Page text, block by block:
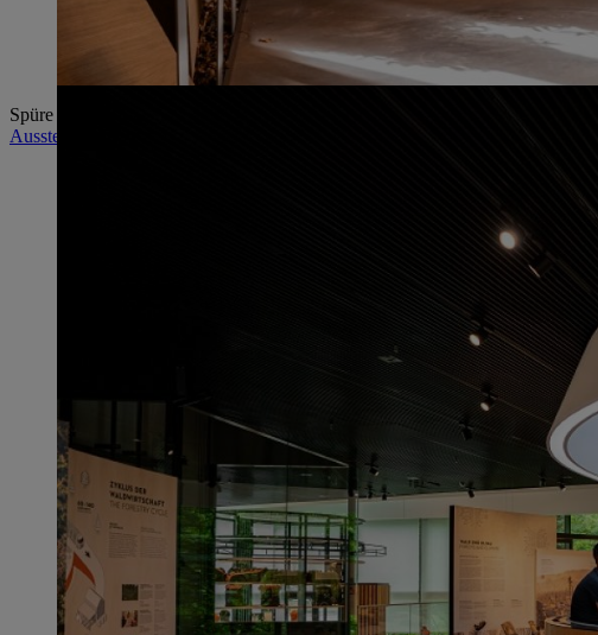
Spüre die Magie des Waldes! Entdecke beeindruckende Naturfilme, erlebe
Ausstellung "Faszination Wald"